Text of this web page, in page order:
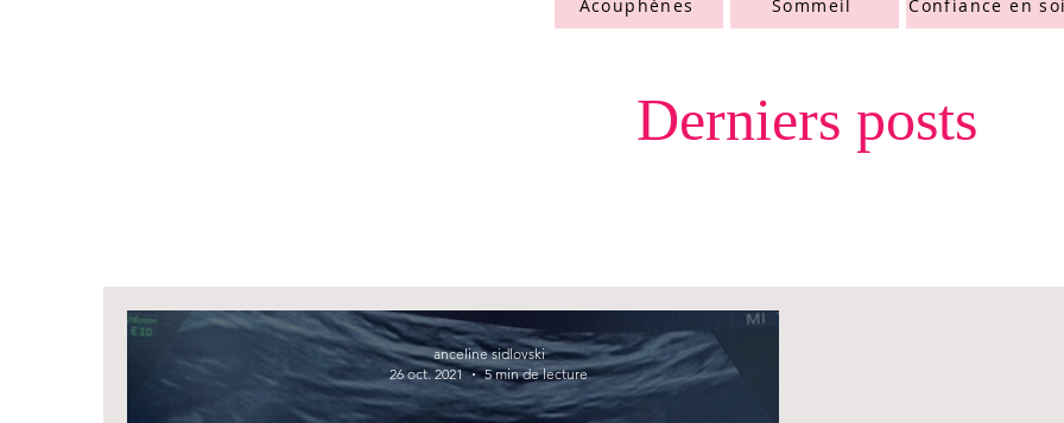
Derniers posts
anceline sidlovski
26 oct. 2021
5 min de lecture
Acouphènes Sommeil Confiance en soi